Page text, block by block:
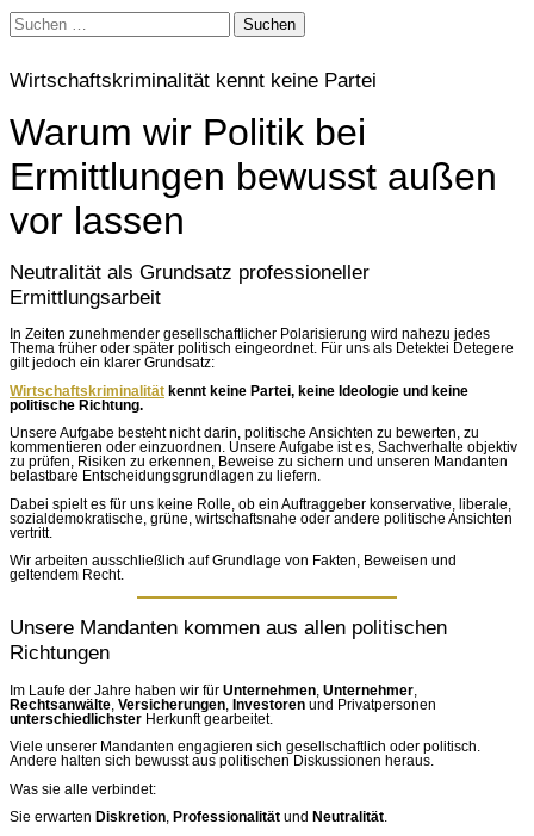
Suchen
nach:
Wirtschaftskriminalität kennt keine Partei
Warum wir Politik bei
Ermittlungen bewusst außen
vor lassen
Neutralität als Grundsatz professioneller
Ermittlungsarbeit
In Zeiten zunehmender gesellschaftlicher Polarisierung wird nahezu jedes
Thema früher oder später politisch eingeordnet. Für uns als Detektei Detegere
gilt jedoch ein klarer Grundsatz:
Wirtschaftskriminalität kennt keine Partei, keine Ideologie und keine
politische Richtung.
Unsere Aufgabe besteht nicht darin, politische Ansichten zu bewerten, zu
kommentieren oder einzuordnen. Unsere Aufgabe ist es, Sachverhalte objektiv
zu prüfen, Risiken zu erkennen, Beweise zu sichern und unseren Mandanten
belastbare Entscheidungsgrundlagen zu liefern.
Dabei spielt es für uns keine Rolle, ob ein Auftraggeber konservative, liberale,
sozialdemokratische, grüne, wirtschaftsnahe oder andere politische Ansichten
vertritt.
Wir arbeiten ausschließlich auf Grundlage von Fakten, Beweisen und
geltendem Recht.
Unsere Mandanten kommen aus allen politischen
Richtungen
Im Laufe der Jahre haben wir für Unternehmen Unternehmer
Rechtsanwälte Versicherungen Investoren und Privatpersonen
unterschiedlichster Herkunft gearbeitet.
Viele unserer Mandanten engagieren sich gesellschaftlich oder politisch.
Andere halten sich bewusst aus politischen Diskussionen heraus.
Was sie alle verbindet:
Sie erwarten Diskretion Professionalität und Neutralität